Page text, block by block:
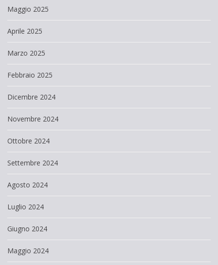
Maggio 2025
Aprile 2025
Marzo 2025
Febbraio 2025
Dicembre 2024
Novembre 2024
Ottobre 2024
Settembre 2024
Agosto 2024
Luglio 2024
Giugno 2024
Maggio 2024